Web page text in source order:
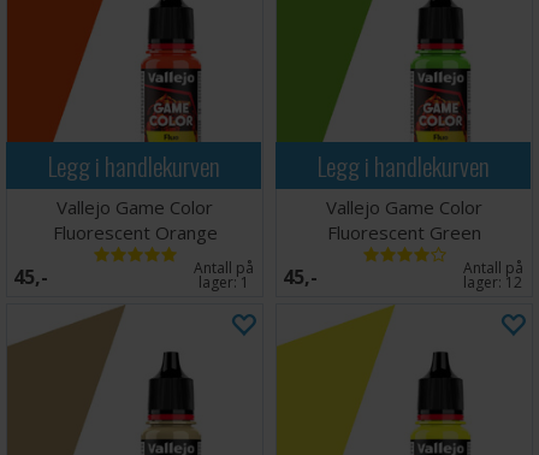
Slik bruker du malingen:
Påføres med pensel. Den
kan også brukes med airbrush hvis den fortynnes med
Airbrush Thinner.
Emballasje:Game Color leveres i flasker på 18 ml
med pipette. Denne emballasjen forhindrer at malingen
fordamper og tørker i beholderen, slik at den kan
brukes i minimale mengder og bevares i lang tid.
Vallejo # 72.071
Legg i handlekurven
Vallejo Game Color
Fluorescent Orange
45,- Antall på
lager:1
Legg i handlekurven
Vallejo Game Color
Fluorescent Green
45,- Antall på
lager: 12